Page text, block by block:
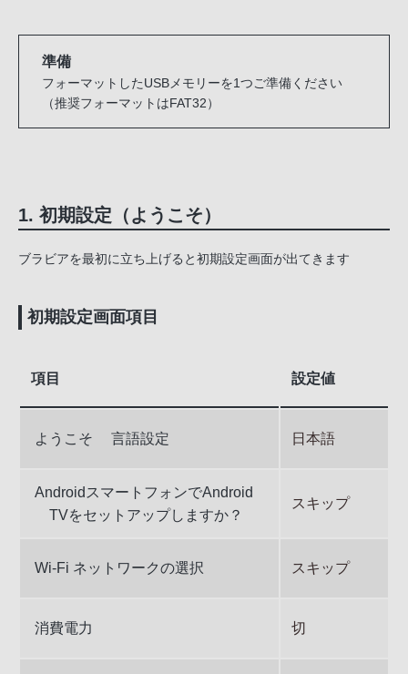
準備
フォーマットしたUSBメモリーを1つご準備ください
（推奨フォーマットはFAT32）
1. 初期設定（ようこそ）
ブラビアを最初に立ち上げると初期設定画面が出てきます
初期設定画面項目
項目 設定値
ようこそ 言語設定 日本語
AndroidスマートフォンでAndroid
TVをセットアップしますか？
スキップ
Wi-Fi ネットワークの選択 スキップ
消費電力 切